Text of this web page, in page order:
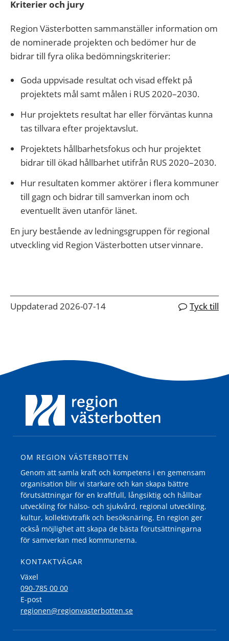
Kriterier och jury
Region Västerbotten sammanställer information om
de nominerade projekten och bedömer hur de
bidrar till fyra olika bedömningskriterier:
Goda uppvisade resultat och visad effekt på
projektets mål samt målen i RUS 2020–2030.
Hur projektets resultat har eller förväntas kunna
tas tillvara efter projektavslut.
Projektets hållbarhetsfokus och hur projektet
bidrar till ökad hållbarhet utifrån RUS 2020–2030.
Hur resultaten kommer aktörer i flera kommuner
till gagn och bidrar till samverkan inom och
eventuellt även utanför länet.
En jury bestående av ledningsgruppen för regional
utveckling vid Region Västerbotten utser vinnare.
Uppdaterad 2026-07-14 Tyck till
OM REGION VÄSTERBOTTEN
Genom att samla kraft och kompetens i en gemensam
organisation blir vi starkare och kan skapa bättre
förutsättningar för en kraftfull, långsiktig och hållbar
utveckling för hälso- och sjukvård, regional utveckling,
kultur, kollektivtrafik och besöksnäring. En region ger
också möjlighet att skapa de bästa förutsättningarna
för samverkan med kommunerna.
KONTAKTVÄGAR
Växel
090-785 00 00
E-post
regionen@regionvasterbotten.se